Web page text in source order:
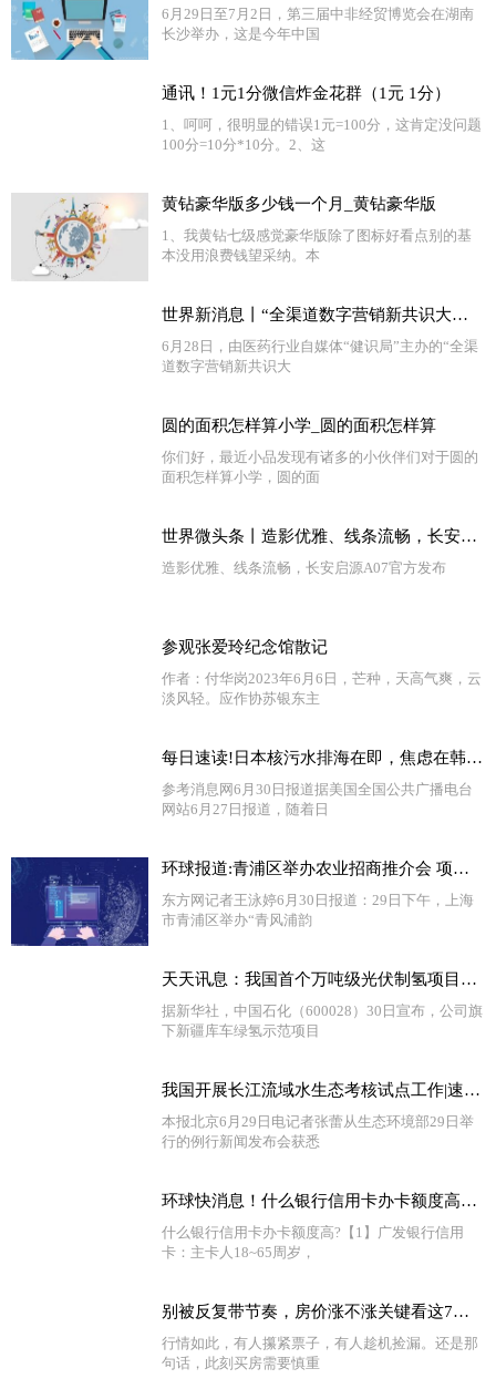
6月29日至7月2日，第三届中非经贸博览会在湖南
长沙举办，这是今年中国
通讯！1元1分微信炸金花群（1元 1分）
1、呵呵，很明显的错误1元=100分，这肯定没问题
100分=10分*10分。2、这
黄钻豪华版多少钱一个月_黄钻豪华版
1、我黄钻七级感觉豪华版除了图标好看点别的基
本没用浪费钱望采纳。本
世界新消息丨“全渠道数字营销新共识大会”召开 医药界各方共议数字化营销之道
6月28日，由医药行业自媒体“健识局”主办的“全渠
道数字营销新共识大
圆的面积怎样算小学_圆的面积怎样算
你们好，最近小品发现有诸多的小伙伴们对于圆的
面积怎样算小学，圆的面
世界微头条丨造影优雅、线条流畅，长安启源A07官方发布
造影优雅、线条流畅，长安启源A07官方发布
参观张爱玲纪念馆散记
作者：付华岗2023年6月6日，芒种，天高气爽，云
淡风轻。应作协苏银东主
每日速读!日本核污水排海在即，焦虑在韩国蔓延……
参考消息网6月30日报道据美国全国公共广播电台
网站6月27日报道，随着日
环球报道:青浦区举办农业招商推介会 项目签约总投资额达41亿元
东方网记者王泳婷6月30日报道：29日下午，上海
市青浦区举办“青风浦韵
天天讯息：我国首个万吨级光伏制氢项目投产
据新华社，中国石化（600028）30日宣布，公司旗
下新疆库车绿氢示范项目
我国开展长江流域水生态考核试点工作|速看料
本报北京6月29日电记者张蕾从生态环境部29日举
行的例行新闻发布会获悉
环球快消息！什么银行信用卡办卡额度高？信用卡额度越高越好吗？
什么银行信用卡办卡额度高?【1】广发银行信用
卡：主卡人18~65周岁，
别被反复带节奏，房价涨不涨关键看这7点！ 全球看热讯
行情如此，有人攥紧票子，有人趁机捡漏。还是那
句话，此刻买房需要慎重